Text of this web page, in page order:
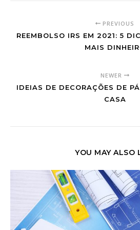
PREVIOUS
REEMBOLSO IRS EM 2021: 5
MAIS
NEWER
IDEIAS DE DECORAÇÕES DE
CASA
YOU MAY ALSO